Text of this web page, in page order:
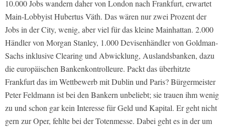
10.000 Jobs wandern daher von London nach Frankfurt, erwartet
Main-Lobbyist Hubertus Väth. Das wären nur zwei Prozent der
Jobs in der City, wenig, aber viel für das kleine Mainhattan. 2.000
Händler von Morgan Stanley, 1.000 Devisenhändler von Goldman-
Sachs inklusive Clearing und Abwicklung, Auslandsbanken, dazu
die europäischen Bankenkontrolleure. Packt das überhitzte
Frankfurt das im Wettbewerb mit Dublin und Paris? Bürgermeister
Peter Feldmann ist bei den Bankern unbeliebt; sie trauen ihm wenig
zu und schon gar kein Interesse für Geld und Kapital. Er geht nicht
gern zur Oper, fehlte bei der Totenmesse. Dabei geht es in der um